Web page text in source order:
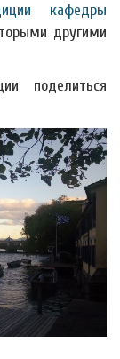
кафедры
другими
поделиться